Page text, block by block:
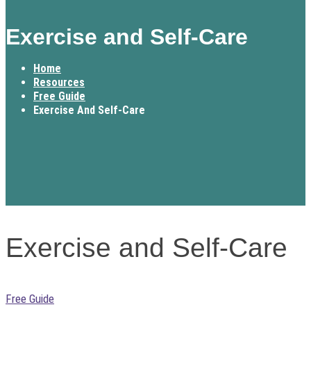
Exercise and Self-Care
Home
Resources
Free Guide
Exercise And Self-Care
Exercise and Self-Care
Free Guide